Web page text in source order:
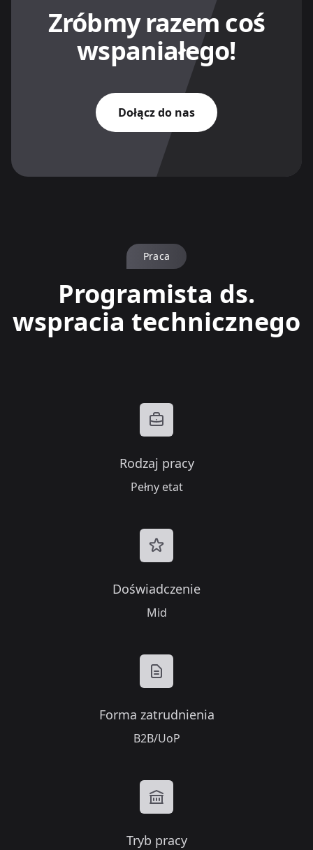
Zróbmy razem coś
wspaniałego!
Dołącz do nas
Praca
Programista ds.
wspracia technicznego
Rodzaj pracy
Pełny etat
Doświadczenie
Mid
Forma zatrudnienia
B2B/UoP
Tryb pracy